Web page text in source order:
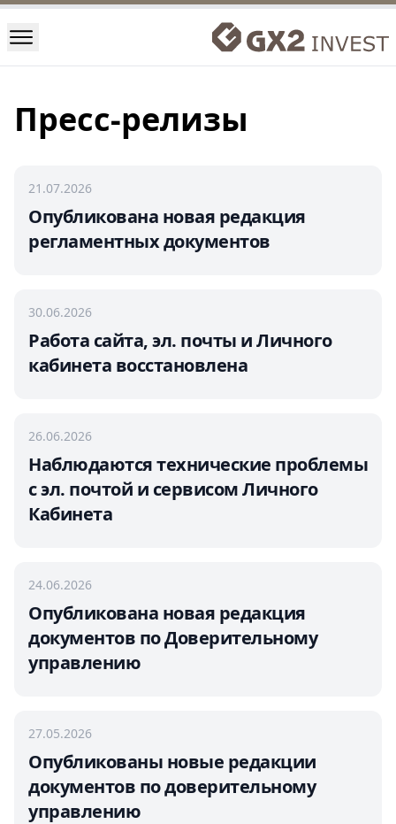
Пресс-релизы
21.07.2026
Опубликована новая редакция
регламентных документов
30.06.2026
Работа сайта, эл. почты и Личного
кабинета восстановлена
26.06.2026
Наблюдаются технические проблемы
с эл. почтой и сервисом Личного
Кабинета
24.06.2026
Опубликована новая редакция
документов по Доверительному
управлению
27.05.2026
Опубликованы новые редакции
документов по доверительному
управлению